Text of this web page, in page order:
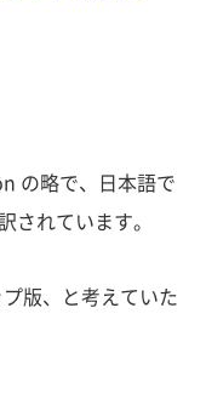
の略で、日本語で
されています。
版、と考えていた